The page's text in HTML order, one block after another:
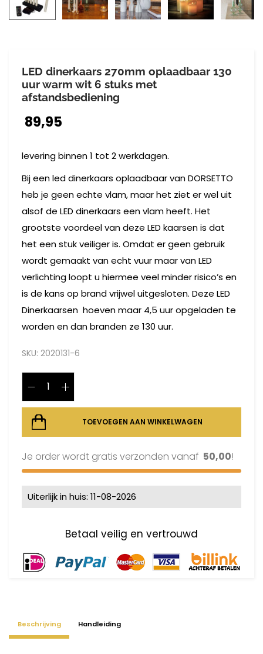
LED dinerkaars 270mm oplaadbaar 130
uur warm wit 6 stuks met
afstandsbediening
89,95
levering binnen 1 tot 2 werkdagen.
Bij een led dinerkaars oplaadbaar van DORSETTO
heb je geen echte vlam, maar het ziet er wel uit
alsof de LED dinerkaars een vlam heeft. Het
grootste voordeel van deze LED kaarsen is dat
het een stuk veiliger is. Omdat er geen gebruik
wordt gemaakt van echt vuur maar van LED
verlichting loopt u hiermee veel minder risico’s en
is de kans op brand vrijwel uitgesloten. Deze LED
Dinerkaarsen hoeven maar 4,5 uur opgeladen te
worden en dan branden ze 130 uur.
SKU: 2020131-6
TOEVOEGEN AAN WINKELWAGEN
Je order wordt gratis verzonden vanaf 50,00!
Uiterlijk in huis: 11-08-2026
Beschrijving Handleiding